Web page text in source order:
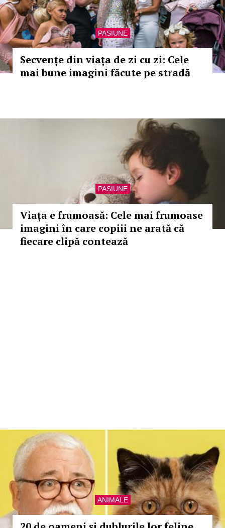
PASIUNE
Secvențe din viața de zi cu zi: Cele
mai bune imagini făcute pe stradă
PASIUNE
Viața e frumoasă: Cele mai frumoase
imagini în care copiii ne arată că
fiecare clipă contează
ANIMALE